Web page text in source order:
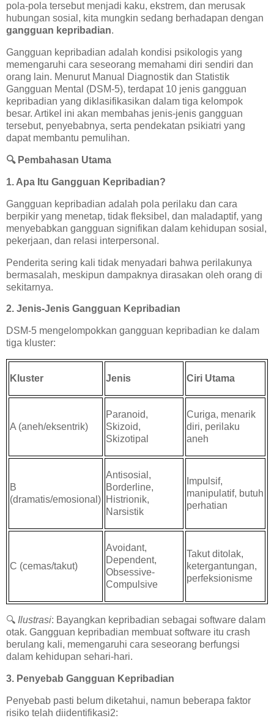
pola-pola tersebut menjadi kaku, ekstrem, dan merusak
hubungan sosial, kita mungkin sedang berhadapan dengan
gangguan kepribadian.
Gangguan kepribadian adalah kondisi psikologis yang
memengaruhi cara seseorang memahami diri sendiri dan
orang lain. Menurut Manual Diagnostik dan Statistik
Gangguan Mental (DSM-5), terdapat 10 jenis gangguan
kepribadian yang diklasifikasikan dalam tiga kelompok
besar. Artikel ini akan membahas jenis-jenis gangguan
tersebut, penyebabnya, serta pendekatan psikiatri yang
dapat membantu pemulihan.
🔍Pembahasan Utama
1. Apa Itu Gangguan Kepribadian?
Gangguan kepribadian adalah pola perilaku dan cara
berpikir yang menetap, tidak fleksibel, dan maladaptif, yang
menyebabkan gangguan signifikan dalam kehidupan sosial,
pekerjaan, dan relasi interpersonal.
Penderita sering kali tidak menyadari bahwa perilakunya
bermasalah, meskipun dampaknya dirasakan oleh orang di
sekitarnya.
2. Jenis-Jenis Gangguan Kepribadian
DSM-5 mengelompokkan gangguan kepribadian ke dalam
tiga kluster:
Kluster Jenis Ciri Utama
A (aneh/eksentrik)
Paranoid,
Skizoid,
Skizotipal
Curiga, menarik
diri, perilaku
aneh
B
(dramatis/emosional)
Antisosial,
Borderline,
Histrionik,
Narsistik
Impulsif,
manipulatif, butuh
perhatian
C (cemas/takut)
Avoidant,
Dependent,
Obsessive-
Compulsive
Takut ditolak,
ketergantungan,
perfeksionisme
🔍 Ilustrasi: Bayangkan kepribadian sebagai software dalam
otak. Gangguan kepribadian membuat software itu crash
berulang kali, memengaruhi cara seseorang berfungsi
dalam kehidupan sehari-hari.
3. Penyebab Gangguan Kepribadian
Penyebab pasti belum diketahui, namun beberapa faktor
risiko telah diidentifikasi2: